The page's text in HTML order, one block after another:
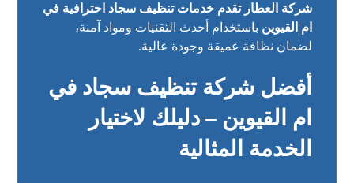
شركة العطار تقدم خدمات تنظيف سجاد احترافية في
ام القيوين باستخدام أحدث التقنيات ومواد آمنة،
لضمان نظافة عميقة وجودة عالية.
أفضل شركة تنظيف سجاد في
ام القيوين – دليلك لاختيار
الخدمة المثالية